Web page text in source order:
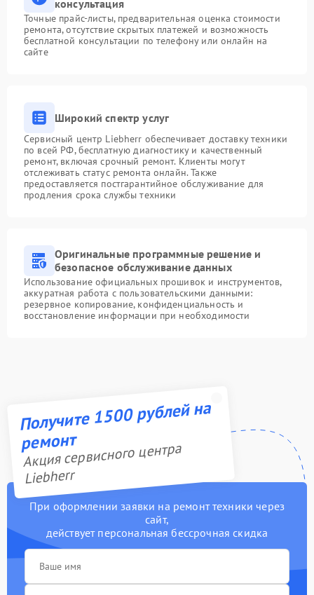
консультация
Точные прайс-листы, предварительная оценка стоимости
ремонта, отсутствие скрытых платежей и возможность
бесплатной консультации по телефону или онлайн на
сайте
Широкий спектр услуг
Сервисный центр Liebherr обеспечивает доставку техники
по всей РФ, бесплатную диагностику и качественный
ремонт, включая срочный ремонт. Клиенты могут
отслеживать статус ремонта онлайн. Также
предоставляется постгарантийное обслуживание для
продления срока службы техники
Оригинальные программные решение и
безопасное обслуживание данных
Использование официальных прошивок и инструментов,
аккуратная работа с пользовательскими данными:
резервное копирование, конфиденциальность и
восстановление информации при необходимости
Получите 1500 рублей на
ремонт
Акция сервисного центра
Liebherr
При оформлении заявки на ремонт техники через
сайт,
действует персональная бессрочная скидка